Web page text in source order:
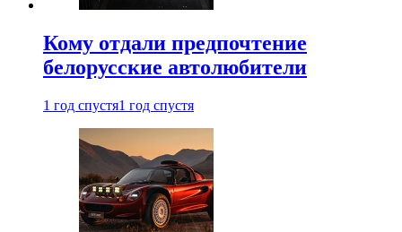
Кому отдали предпочтение
белорусские автолюбители
1 год спустя1 год спустя